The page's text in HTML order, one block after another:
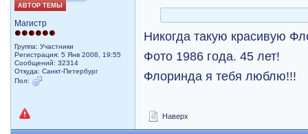
АВТОР ТЕМЫ
Магистр
Группа: Участники
Регистрация: 5 Янв 2008, 19:55
Сообщений: 32314
Откуда: Санкт-Петербург
Пол:
Никогда такую красивую
Фото 1986 года. 45 лет!
Флоринда я тебя люблю!!!
Наверх